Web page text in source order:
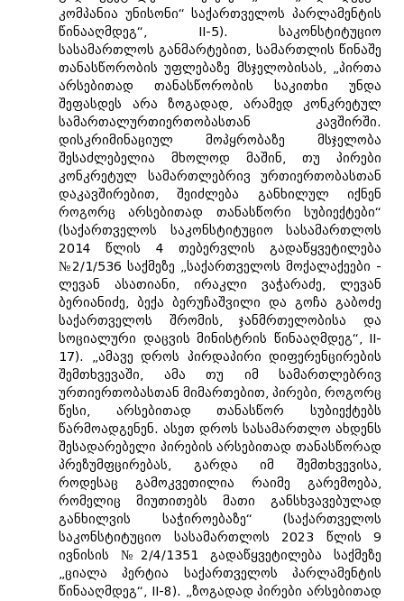
კომპანია უნისონი“ საქართველოს პარლამენტის
წინააღმდეგ“, II-5). საკონსტიტუციო
სასამართლოს განმარტებით, სამართლის წინაშე
თანასწორობის უფლებაზე მსჯელობისას, „პირთა
არსებითად თანასწორობის საკითხი უნდა
შეფასდეს არა ზოგადად, არამედ კონკრეტულ
სამართალურთიერთობასთან კავშირში.
დისკრიმინაციულ მოპყრობაზე მსჯელობა
შესაძლებელია მხოლოდ მაშინ, თუ პირები
კონკრეტულ სამართლებრივ ურთიერთობასთან
დაკავშირებით, შეიძლება განხილულ იქნენ
როგორც არსებითად თანასწორი სუბიექტები“
(საქართველოს საკონსტიტუციო სასამართლოს
2014 წლის 4 თებერვლის გადაწყვეტილება
№2/1/536 საქმეზე „საქართველოს მოქალაქეები -
ლევან ასათიანი, ირაკლი ვაჭარაძე, ლევან
ბერიანიძე, ბექა ბერუჩაშვილი და გოჩა გაბოძე
საქართველოს შრომის, ჯანმრთელობისა და
სოციალური დაცვის მინისტრის წინააღმდეგ“, II-
17). „ამავე დროს პირდაპირი დიფერენცირების
შემთხვევაში, ამა თუ იმ სამართლებრივ
ურთიერთობასთან მიმართებით, პირები, როგორც
წესი, არსებითად თანასწორ სუბიექტებს
წარმოადგენენ. ასეთ დროს სასამართლო ახდენს
შესადარებელი პირების არსებითად თანასწორად
პრეზუმფცირებას, გარდა იმ შემთხვევისა,
როდესაც გამოკვეთილია რაიმე გარემოება,
რომელიც მიუთითებს მათი განსხვავებულად
განხილვის საჭიროებაზე“ (საქართველოს
საკონსტიტუციო სასამართლოს 2023 წლის 9
ივნისის №2/4/1351 გადაწყვეტილება საქმეზე
„ციალა პერტია საქართველოს პარლამენტის
წინააღმდეგ“, II-8). „ზოგადად პირები არსებითად